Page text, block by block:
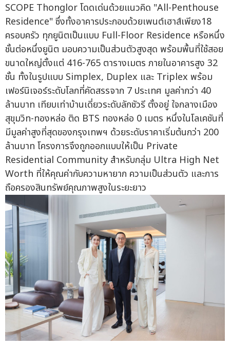
SCOPE Thonglor โดดเด่นด้วยแนวคิด "All-Penthouse
Residence" ซึ่งทั้งอาคารประกอบด้วยเพนต์เฮาส์เพียง18
ครอบครัว ทุกยูนิตเป็นแบบ Full-Floor Residence หรือหนึ่ง
ชั้นต่อหนึ่งยูนิต มอบความเป็นส่วนตัวสูงสุด พร้อมพื้นที่ใช้สอย
ขนาดใหญ่ตั้งแต่ 416-765 ตารางเมตร ภายในอาคารสูง 32
ชั้น ทั้งในรูปแบบ Simplex, Duplex และ Triplex พร้อม
เฟอร์นิเจอร์ระดับโลกที่คัดสรรจาก 7 ประเทศ มูลค่ากว่า 40
ล้านบาท เทียบเท่าบ้านเดี่ยวระดับลักชัวรี ตั้งอยู่ ใจกลางเมือง
สุขุมวิท-ทองหล่อ ติด BTS ทองหล่อ 0 เมตร หนึ่งในโลเคชันที่
มีมูลค่าสูงที่สุดของกรุงเทพฯ ด้วยระดับราคาเริ่มต้นกว่า 200
ล้านบาท โครงการจึงถูกออกแบบให้เป็น Private
Residential Community สำหรับกลุ่ม Ultra High Net
Worth ที่ให้คุณค่ากับความหายาก ความเป็นส่วนตัว และการ
ถือครองสินทรัพย์คุณภาพสูงในระยะยาว